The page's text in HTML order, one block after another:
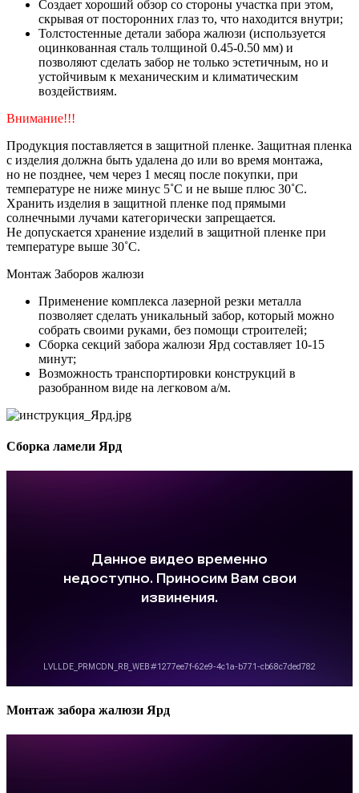
Создает хороший обзор со стороны участка при этом,
скрывая от посторонних глаз то, что находится внутри;
Толстостенные детали забора жалюзи (используется
оцинкованная сталь толщиной 0.45-0.50 мм) и
позволяют сделать забор не только эстетичным, но и
устойчивым к механическим и климатическим
воздействиям.
Внимание!!!
Продукция поставляется в защитной пленке. Защитная пленка
с изделия должна быть удалена до или во время монтажа,
но не позднее, чем через 1 месяц после покупки, при
температуре не ниже минус 5˚С и не выше плюс 30˚С.
Хранить изделия в защитной пленке под прямыми
солнечными лучами категорически запрещается.
Не допускается хранение изделий в защитной пленке при
температуре выше 30˚С.
Монтаж Заборов жалюзи
Применение комплекса лазерной резки металла
позволяет сделать уникальный забор, который можно
собрать своими руками, без помощи строителей;
Сборка секций забора жалюзи Ярд составляет 10-15
минут;
Возможность транспортировки конструкций в
разобранном виде на легковом а/м.
Сборка ламели Ярд
Монтаж забора жалюзи Ярд